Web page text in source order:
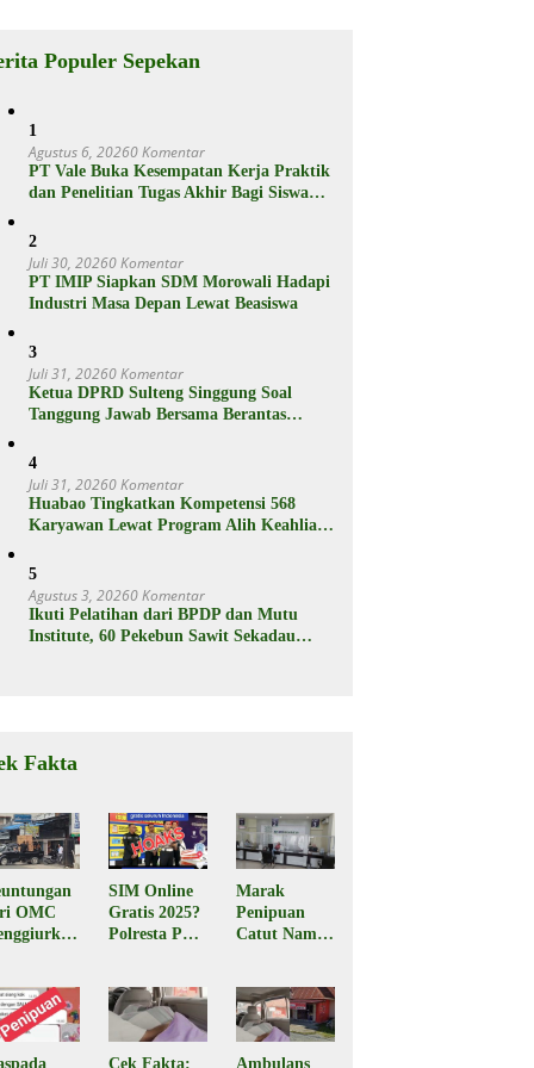
Populer Sepekan
1
Agustus 6, 20260 Komentar
PT Vale Buka Kesempatan Kerja Praktik
dan Penelitian Tugas Akhir Bagi Siswa
2
Juli 30, 20260 Komentar
PT IMIP Siapkan SDM Morowali Hadapi
Industri Masa Depan Lewat Beasiswa
3
Juli 31, 20260 Komentar
Ketua DPRD Sulteng Singgung Soal
Tanggung Jawab Bersama Berantas
4
Juli 31, 20260 Komentar
Huabao Tingkatkan Kompetensi 568
Karyawan Lewat Program Alih Keahlian
5
Agustus 3, 20260 Komentar
Ikuti Pelatihan dari BPDP dan Mutu
Institute, 60 Pekebun Sawit Sekadau
Fakta
OMC
SIM Online
Gratis 2025?
Polresta Palu
Marak
Penipuan
Catut Nama
Masyarakat
Diminta
Waspada
Cek Fakta:
Ambulans